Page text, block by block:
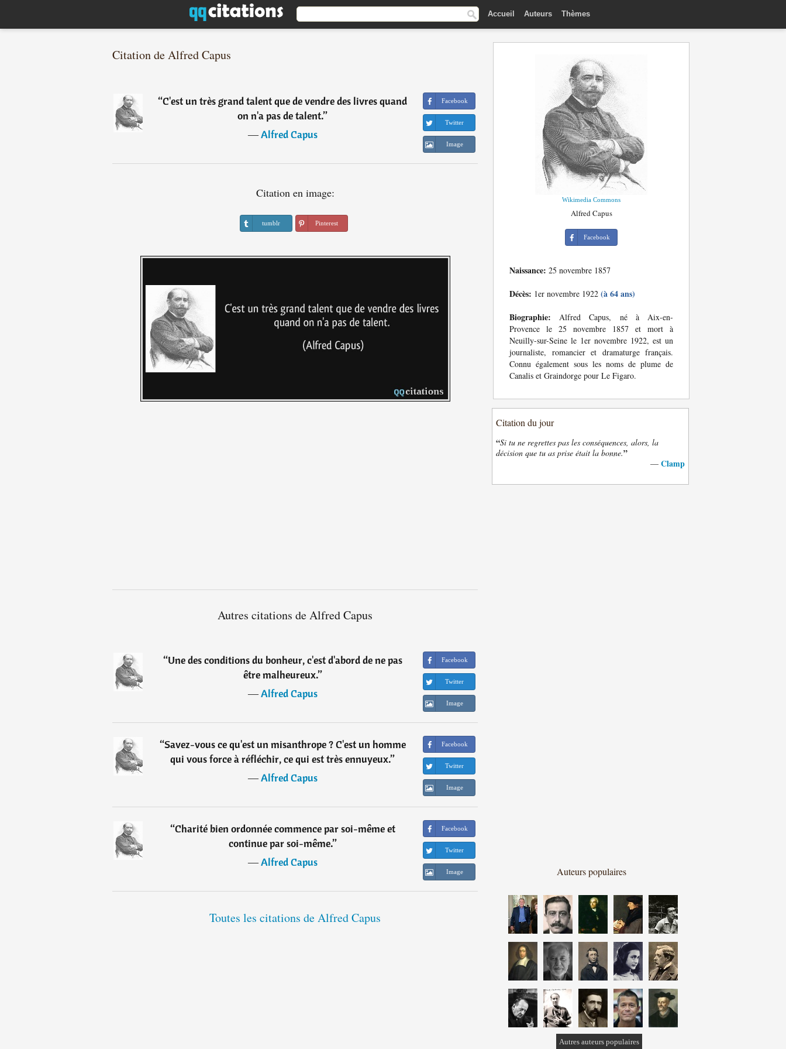
Accueil Auteurs Thèmes
Citation de Alfred Capus
“C'est un très grand talent que de vendre des livres quand
on n'a pas de talent.”
―Alfred Capus
Facebook
Twitter
Image
Citation en image:
tumblr Pinterest
Autres citations de Alfred Capus
“Une des conditions du bonheur, c'est d'abord de ne pas
être malheureux.”
―Alfred Capus
Facebook
Twitter
Image
“Savez-vous ce qu'est un misanthrope ? C'est un homme
qui vous force à réfléchir, ce qui est très ennuyeux.”
―Alfred Capus
Facebook
Twitter
Image
“Charité bien ordonnée commence par soi-même et
continue par soi-même.”
―Alfred Capus
Facebook
Twitter
Image
Toutes les citations de Alfred Capus
Wikimedia Commons
Alfred Capus
Facebook
Naissance: 25 novembre 1857
Décès: 1er novembre 1922 (à 64 ans)
Biographie: Alfred Capus, né à Aix-en-
Provence le 25 novembre 1857 et mort à
Neuilly-sur-Seine le 1er novembre 1922, est un
journaliste, romancier et dramaturge français.
Connu également sous les noms de plume de
Canalis et Graindorge pour Le Figaro.
Citation du jour
“Si tu ne regrettes pas les conséquences, alors, la
décision que tu as prise était la bonne.”
— Clamp
Auteurs populaires
Autres auteurs populaires